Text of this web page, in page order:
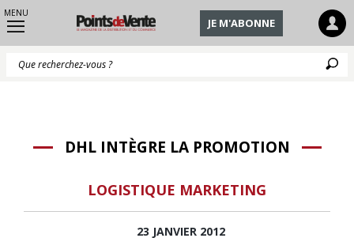
MENU
JE M'ABONNE
DHL INTÈGRE LA PROMOTION
LOGISTIQUE MARKETING
23 JANVIER 2012